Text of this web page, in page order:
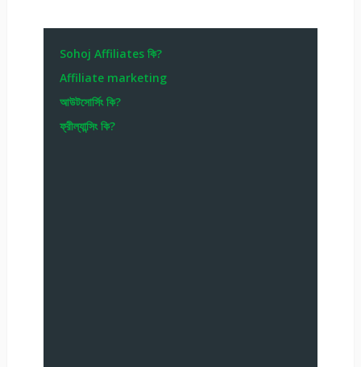
Sohoj Affiliates কি?
Affiliate marketing
আউটসোর্সিং কি?
ফ্রীল্যান্সিং কি?